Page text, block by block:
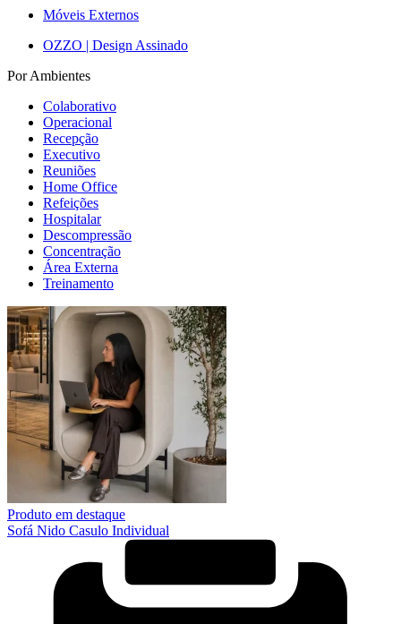
Móveis Externos
OZZO | Design Assinado
Por Ambientes
Colaborativo
Operacional
Recepção
Executivo
Reuniões
Home Office
Refeições
Hospitalar
Descompressão
Concentração
Área Externa
Treinamento
Produto em destaque
Sofá Nido Casulo Individual